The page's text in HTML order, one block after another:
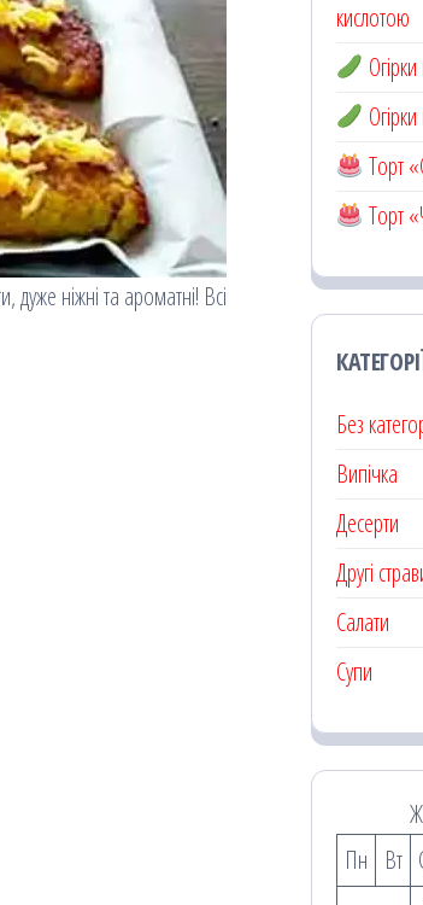
ніжні та ароматні! Всі
кислотою
Торт
Торт
Без
Випічка
Десерти
Другі
Салати
Супи
Пн
Вт